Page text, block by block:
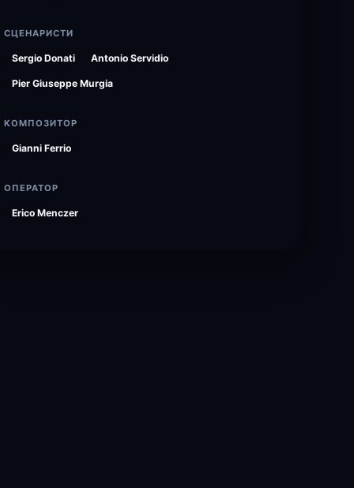
СЦЕНАРИСТИ
Sergio Donati Antonio Servidio
Pier Giuseppe Murgia
КОМПОЗИТОР
Gianni Ferrio
ОПЕРАТОР
Erico Menczer